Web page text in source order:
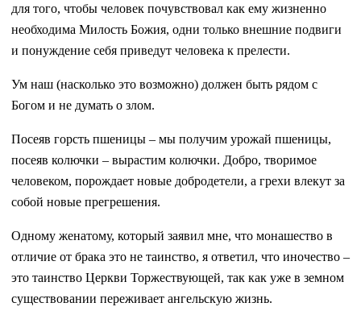
для того, чтобы человек почувствовал как ему жизненно
необходима Милость Божия, одни только внешние подвиги
и понуждение себя приведут человека к прелести.
Ум наш (насколько это возможно) должен быть рядом с
Богом и не думать о злом.
Посеяв горсть пшеницы – мы получим урожай пшеницы,
посеяв колючки – вырастим колючки. Добро, творимое
человеком, порождает новые добродетели, а грехи влекут за
собой новые прегрешения.
Одному женатому, который заявил мне, что монашество в
отличие от брака это не таинство, я ответил, что иночество –
это таинство Церкви Торжествующей, так как уже в земном
существовании переживает ангельскую жизнь.